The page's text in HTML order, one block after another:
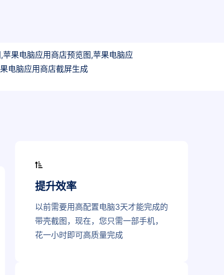
果电脑应用商店预览图,苹果电脑应
电脑应用商店截屏生成
提升效率
以前需要用高配置电脑3天才能完成的
带壳截图，现在，您只需一部手机，
花一小时即可高质量完成